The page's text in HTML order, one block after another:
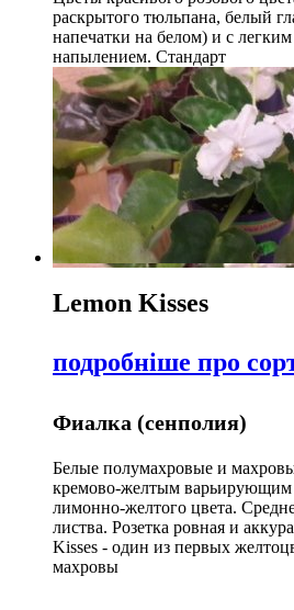
раскрытого тюльпана, белый
напечатки на белом) и с
напылением. Стандарт
Lemon Kisses
подробніше про
Фиалка (сенполия)
Белые полумахровые и
кремово-желтым варьирующим
лимонно-желтого цвета.
листва. Розетка ровная и
Kisses - один из первых
махровы